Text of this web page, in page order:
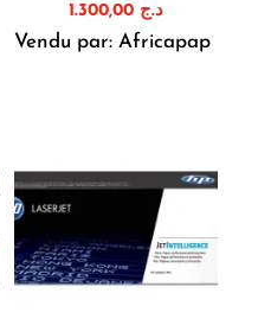
د.ج
Vendu par: Africapap